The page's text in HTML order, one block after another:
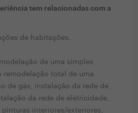
tem relacionadas com a
de habitações.
de uma simples
remodelação total de uma
de gás, instalação da rede de
da rede de eletricidade,
pinturas interiores/exteriores,